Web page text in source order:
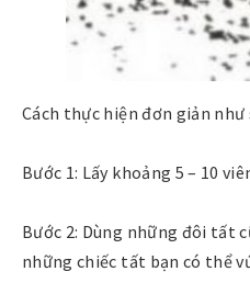
Cách thực hiện đơn giản như
Bước 1: Lấy khoảng 5 – 10
Bước 2: Dùng những đôi tất
những chiếc tất bạn có thể